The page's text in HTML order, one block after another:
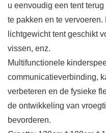
u eenvoudig een tent
te pakken en te
lichtgewicht tent geschikt
vissen, enz.
Multifunctionele
communicatieverbinding,
verbeteren en de fysieke
de ontwikkeling van
bevorderen.